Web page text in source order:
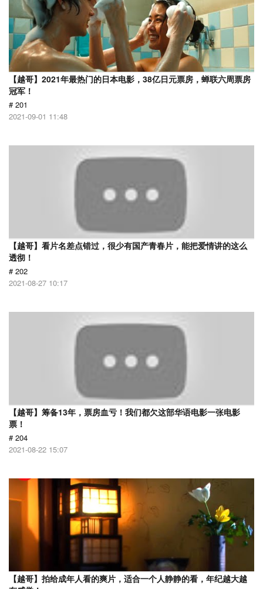
【越哥】2021年最热门的日本电影，38亿日元票房，蝉联六周票房
冠军！
# 201
2021-09-01 11:48
【越哥】看片名差点错过，很少有国产青春片，能把爱情讲的这么
透彻！
# 202
2021-08-27 10:17
【越哥】筹备13年，票房血亏！我们都欠这部华语电影一张电影
票！
# 204
2021-08-22 15:07
【越哥】拍给成年人看的爽片，适合一个人静静的看，年纪越大越